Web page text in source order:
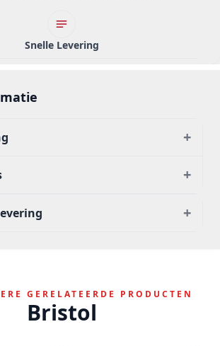
Snelle Levering
+
+
+
GERELATEERDE PRODUCTEN
Bristol